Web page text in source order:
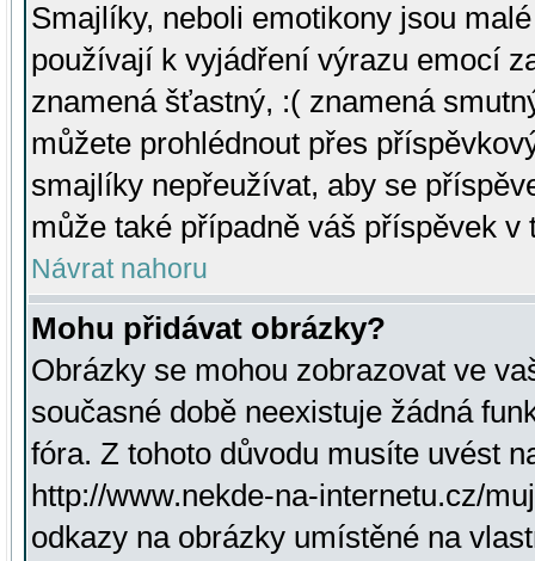
Smajlíky, neboli emotikony jsou
používají k vyjádření výrazu emocí
znamená šťastný, :( znamená
můžete prohlédnout přes
smajlíky nepřeužívat, aby se
může také případně váš příspěvek v
Návrat nahoru
Mohu přidávat obrázky?
Obrázky se mohou zobrazovat ve
současné době neexistuje žádná
fóra. Z tohoto důvodu musíte uvést
http://www.nekde-na-internetu.cz/
odkazy na obrázky umístěné na